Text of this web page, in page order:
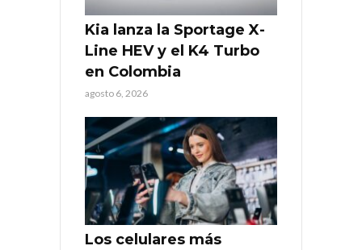
Kia lanza la Sportage X-
Line HEV y el K4 Turbo
en Colombia
agosto 6, 2026
Los celulares más